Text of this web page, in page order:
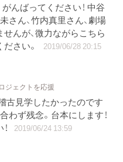
んばってください！ 中谷
さん、竹内真里さん、劇場
んが、微力ながらこちら
さい。
2019/06/28 20:15
ジェクトを応援
古見学したかったのです
わず残念。台本にします！
2019/06/24 13:59